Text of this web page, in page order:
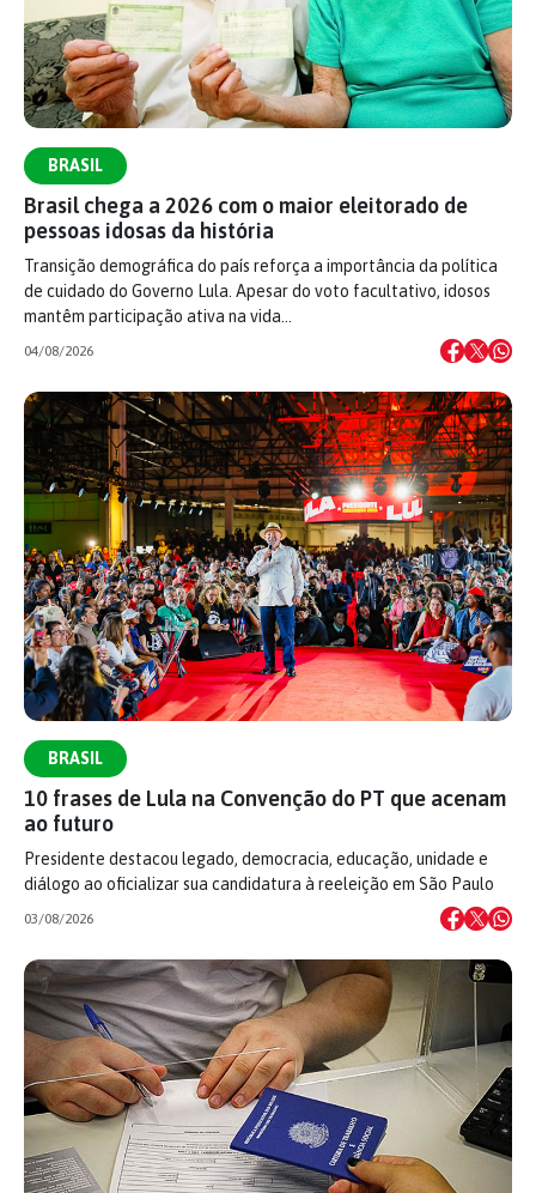
BRASIL
Brasil chega a 2026 com o maior eleitorado de
pessoas idosas da história
Transição demográfica do país reforça a importância da política
de cuidado do Governo Lula. Apesar do voto facultativo, idosos
mantêm participação ativa na vida…
04/08/2026
BRASIL
10 frases de Lula na Convenção do PT que acenam
ao futuro
Presidente destacou legado, democracia, educação, unidade e
diálogo ao oficializar sua candidatura à reeleição em São Paulo
03/08/2026